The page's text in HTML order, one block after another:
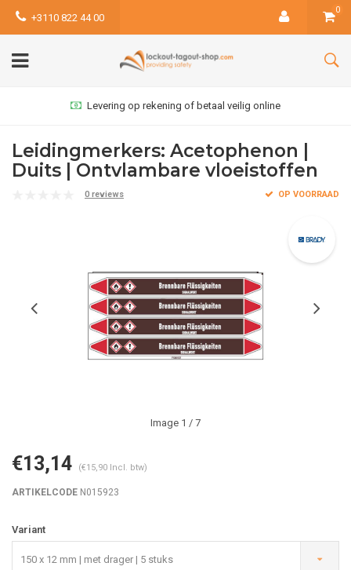
+3110 822 44 00
0
Levering op rekening of betaal veilig online
Leidingmerkers: Acetophenon |
Duits | Ontvlambare vloeistoffen
0 reviews OP VOORRAAD
Image 1 / 7
€13,14 (€15,90 Incl. btw)
ARTIKELCODE N015923
Variant
150 x 12 mm | met drager | 5 stuks